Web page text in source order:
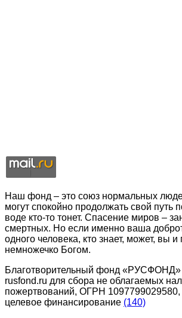
Наш фонд – это союз нормальных
могут спокойно продолжать свой путь
воде кто-то тонет. Спасение миров –
смертных. Но если именно ваша
одного человека, кто знает, может, вы и
немножечко Богом.
Благотворительный фонд «РУСФОНД»
rusfond.ru для сбора не облагаемых
пожертвований, ОГРН 1097799029580,
целевое финансирование (140)